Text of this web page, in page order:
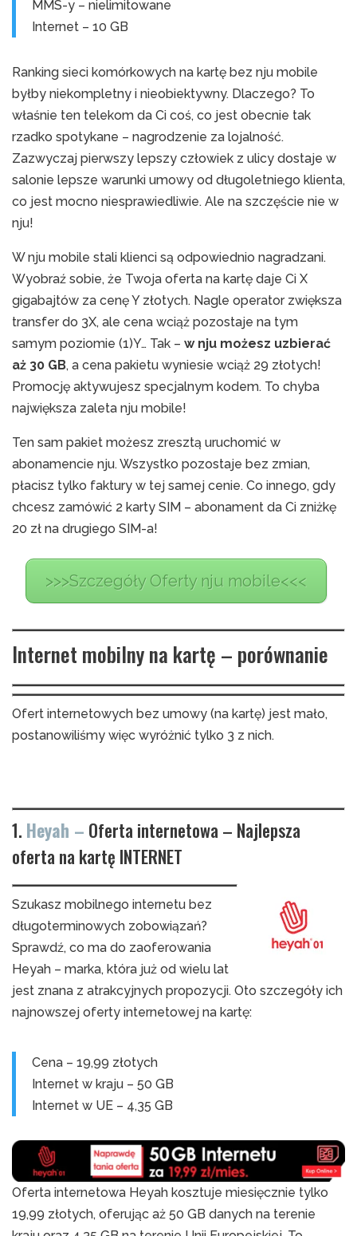
MMS-y – nielimitowane
Internet – 10 GB
Ranking sieci komórkowych na kartę bez nju mobile
byłby niekompletny i nieobiektywny. Dlaczego? To
właśnie ten telekom da Ci coś, co jest obecnie tak
rzadko spotykane – nagrodzenie za lojalność.
Zazwyczaj pierwszy lepszy człowiek z ulicy dostaje w
salonie lepsze warunki umowy od długoletniego klienta,
co jest mocno niesprawiedliwie. Ale na szczęście nie w
nju!
W nju mobile stali klienci są odpowiednio nagradzani.
Wyobraź sobie, że Twoja oferta na kartę daje Ci X
gigabajtów za cenę Y złotych. Nagle operator zwiększa
transfer do 3X, ale cena wciąż pozostaje na tym
samym poziomie (1)Y… Tak – w nju możesz uzbierać
aż 30 GB, a cena pakietu wyniesie wciąż 29 złotych!
Promocję aktywujesz specjalnym kodem. To chyba
największa zaleta nju mobile!
Ten sam pakiet możesz zresztą uruchomić w
abonamencie nju. Wszystko pozostaje bez zmian,
płacisz tylko faktury w tej samej cenie. Co innego, gdy
chcesz zamówić 2 karty SIM – abonament da Ci zniżkę
20 zł na drugiego SIM-a!
>>>Szczegóły Oferty nju mobile<<<
Internet mobilny na kartę – porównanie
Ofert internetowych bez umowy (na kartę) jest mało,
postanowiliśmy więc wyróżnić tylko 3 z nich.
1. Heyah – Oferta internetowa – Najlepsza
oferta na kartę INTERNET
Szukasz mobilnego internetu bez
długoterminowych zobowiązań?
Sprawdź, co ma do zaoferowania
Heyah – marka, która już od wielu lat
jest znana z atrakcyjnych propozycji. Oto szczegóły ich
najnowszej oferty internetowej na kartę:
Cena – 19,99 złotych
Internet w kraju – 50 GB
Internet w UE – 4,35 GB
Oferta internetowa Heyah kosztuje miesięcznie tylko
19,99 złotych, oferując aż 50 GB danych na terenie